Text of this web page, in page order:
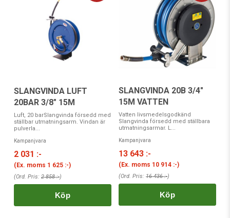
SLANGVINDA LUFT
20BAR 3/8" 15M
Luft, 20 barSlangvinda försedd med
ställbar utmatningsarm. Vindan är
pulverla...
Kampanjvara
2 031 :-
(Ex. moms 1 625 :-)
(Ord. Pris: 2 858 :-)
Köp
SLANGVINDA 20B 3/4"
15M VATTEN
Vatten livsmedelsgodkänd
Slangvinda försedd med ställbara
utmatningsarmar. L...
Kampanjvara
13 643 :-
(Ex. moms 10 914 :-)
(Ord. Pris: 16 436 :-)
Köp